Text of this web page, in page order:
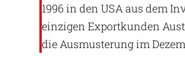
1996 in den USA aus dem
einzigen Exportkunden
die Ausmusterung im